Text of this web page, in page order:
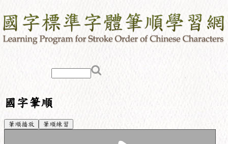
國字筆順
筆順播放 筆順練習